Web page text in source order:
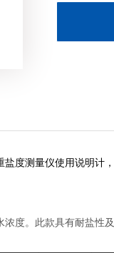
盐度测量仪使用说明计
度。此款具有耐盐性